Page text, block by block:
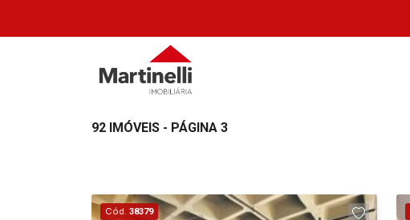
92 IMÓVEIS - PÁGINA 3
Cód. 38379